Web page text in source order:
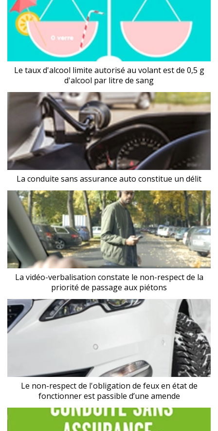
Le taux d'alcool limite autorisé au volant est de 0,5 g
d'alcool par litre de sang
La conduite sans assurance auto constitue un délit
La vidéo-verbalisation constate le non-respect de la
priorité de passage aux piétons
Le non-respect de l'obligation de feux en état de
fonctionner est passible d’une amende